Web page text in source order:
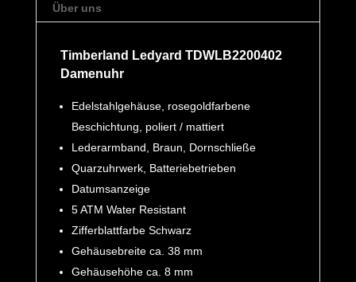
Über uns
Timberland Ledyard TDWLB2200402
Damenuhr
Edelstahlgehäuse, rosegoldfarbene
Beschichtung, poliert / mattiert
Lederarmband, Braun, Dornschließe
Quarzuhrwerk, Batteriebetrieben
Datumsanzeige
5 ATM Water Resistant
Zifferblattfarbe Schwarz
Gehäusebreite ca. 38 mm
Gehäusehöhe ca. 8 mm